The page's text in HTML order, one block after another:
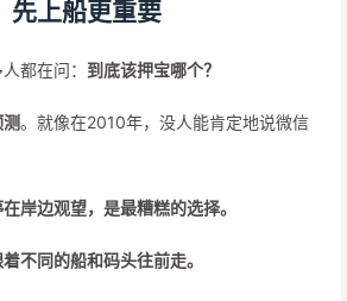
先上船更重要
都在问： 到底该押宝哪个？
。就像在2010年，没人能肯定地说微信
岸边观望，是最糟糕的选择。
着不同的船和码头往前走。